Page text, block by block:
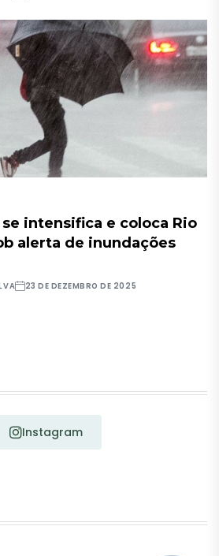
intensifica e coloca Rio
alerta de inundações
23 DE DEZEMBRO DE 2025
Instagram